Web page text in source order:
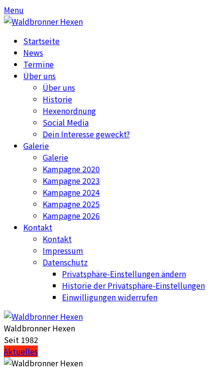
Skip
to
Skip
to
Menu
Startseite
News
Termine
Über uns
Über uns
Historie
Hexenordnung
Social Media
Dein Interesse geweckt?
Galerie
Galerie
Kampagne 2020
Kampagne 2023
Kampagne 2024
Kampagne 2025
Kampagne 2026
Kontakt
Kontakt
Impressum
Datenschutz
Privatsphäre-Einstellungen ändern
Historie der Privatsphäre-Einstellungen
Einwilligungen widerrufen
Waldbronner Hexen
Seit 1982
Aktuelles